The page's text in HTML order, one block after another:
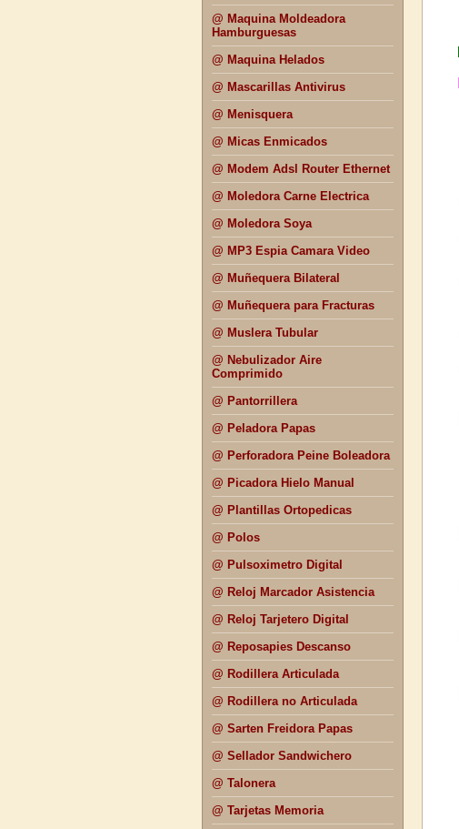
@ Maquina Moldeadora
Hamburguesas
@ Maquina Helados
@ Mascarillas Antivirus
@ Menisquera
@ Micas Enmicados
@ Modem Adsl Router Ethernet
@ Moledora Carne Electrica
@ Moledora Soya
@ MP3 Espia Camara Video
@ Muñequera Bilateral
@ Muñequera para Fracturas
@ Muslera Tubular
@ Nebulizador Aire
Comprimido
@ Pantorrillera
@ Peladora Papas
@ Perforadora Peine Boleadora
@ Picadora Hielo Manual
@ Plantillas Ortopedicas
@ Polos
@ Pulsoximetro Digital
@ Reloj Marcador Asistencia
@ Reloj Tarjetero Digital
@ Reposapies Descanso
@ Rodillera Articulada
@ Rodillera no Articulada
@ Sarten Freidora Papas
@ Sellador Sandwichero
@ Talonera
@ Tarjetas Memoria